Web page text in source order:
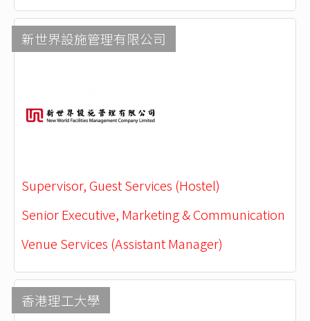
新世界設施管理有限公司
Supervisor, Guest Services (Hostel)
Senior Executive, Marketing & Communication
Venue Services (Assistant Manager)
香港理工大學